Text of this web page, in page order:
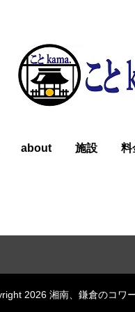
about 施設 料
2026 湘南、鎌倉のコワ